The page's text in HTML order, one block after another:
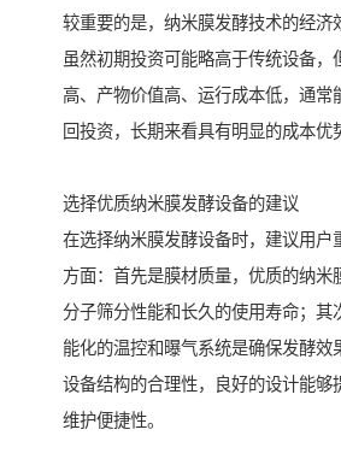
较重要的是，纳米膜发酵技术的经济
虽然初期投资可能略高于传统设备，
高、产物价值高、运行成本低，通常
回投资，长期来看具有明显的成本优
选择优质纳米膜发酵设备的建议
在选择纳米膜发酵设备时，建议用户
方面：首先是膜材质量，优质的纳米
分子筛分性能和长久的使用寿命；其
能化的温控和曝气系统是确保发酵效
设备结构的合理性，良好的设计能够
维护便捷性。